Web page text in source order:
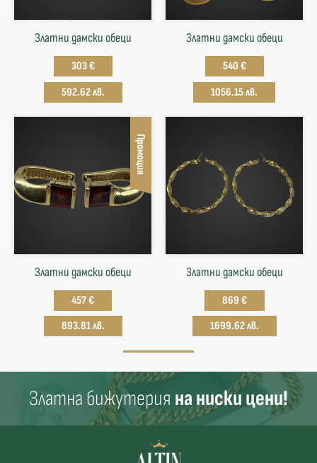
Златни дамски обеци
303 €
592.62 лв.
Златни дамски обеци
540 €
1056.15 лв.
Промоция
Златни дамски обеци
457 €
893.81 лв.
Златни дамски обеци
869 €
1699.62 лв.
Златна бижутерия на ниски цени!